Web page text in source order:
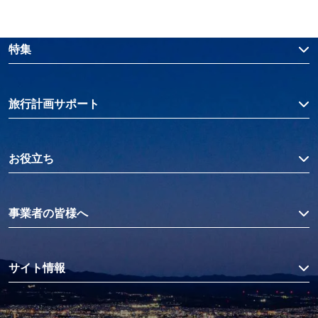
特集
旅行計画サポート
お役立ち
事業者の皆様へ
サイト情報